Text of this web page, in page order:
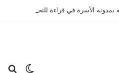
الوضع